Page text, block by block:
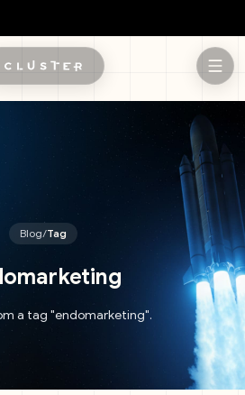
Blog/Tag
a tag "endomarketing".